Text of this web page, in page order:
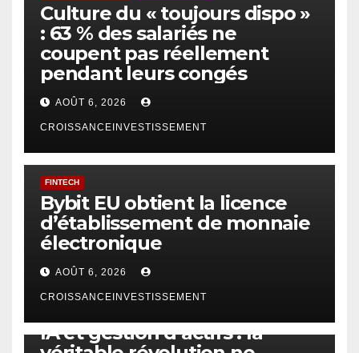
Culture du « toujours dispo »
: 63 % des salariés ne
coupent pas réellement
pendant leurs congés
AOÛT 6, 2026
CROISSANCEINVESTISSEMENT
FINTECH
Bybit EU obtient la licence
d’établissement de monnaie
électronique
AOÛT 6, 2026
CROISSANCEINVESTISSEMENT
IA et gestion d’actifs : la